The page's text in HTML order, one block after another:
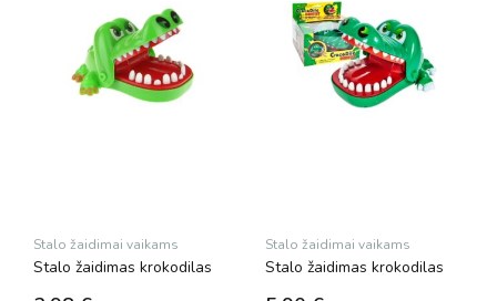
Stalo žaidimai vaikams
Stalo žaidimas krokodilas
Stalo žaidimai vaikams
Stalo žaidimas krokodilas